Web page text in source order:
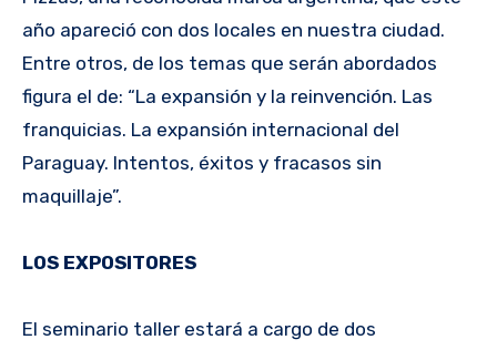
año apareció con dos locales en nuestra ciudad.
Entre otros, de los temas que serán abordados
figura el de: “La expansión y la reinvención. Las
franquicias. La expansión internacional del
Paraguay. Intentos, éxitos y fracasos sin
maquillaje”.
LOS EXPOSITORES
El seminario taller estará a cargo de dos